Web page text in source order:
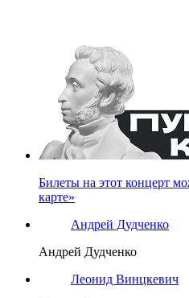
Билеты на этот концерт
карте»
Андрей Дудченко
Андрей Дудченко
Леонид Винцкевич